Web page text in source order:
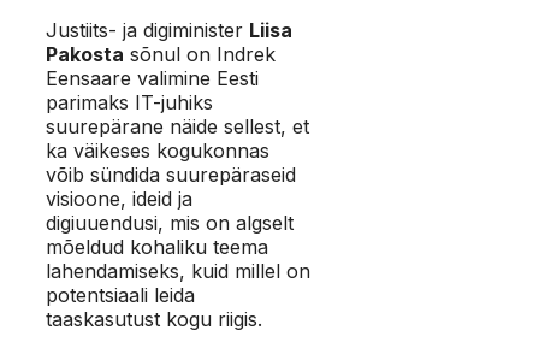
Justiits- ja digiminister Liisa
Pakosta sõnul on Indrek
Eensaare valimine Eesti
parimaks IT-juhiks
suurepärane näide sellest, et
ka väikeses kogukonnas
võib sündida suurepäraseid
visioone, ideid ja
digiuuendusi, mis on algselt
mõeldud kohaliku teema
lahendamiseks, kuid millel on
potentsiaali leida
taaskasutust kogu riigis.